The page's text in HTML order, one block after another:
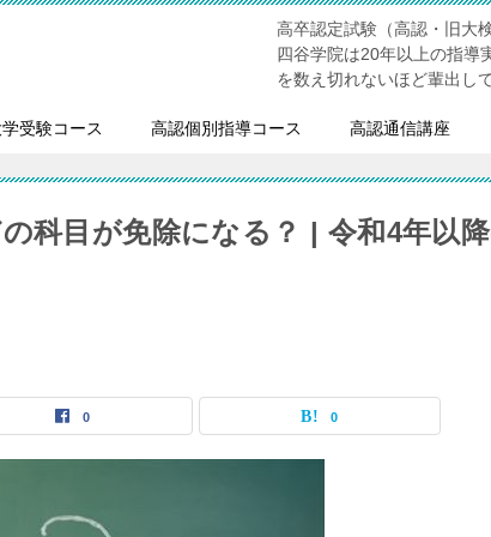
高卒認定試験（高認・旧大
四谷学院は20年以上の指導
を数え切れないほど輩出し
受験コース 高認個別指導コース 高認通信講座
科目が免除になる？ | 令和4年以
0 0